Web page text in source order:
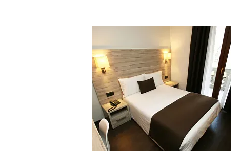
Caixa forta
Bany privat
Finestra
Servei de
despertador
Tovalloles
CONTINUAR LLEGINT